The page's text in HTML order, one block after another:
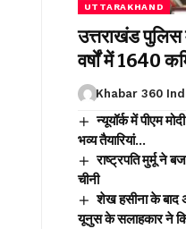
UTTARAKHAND
उत्तराखंड पुलिस
वर्षों में 1640
Khabar 360
न्यूयॉर्क में पीएम
भव्य तैयारियां…
राष्ट्रपति मुर्मू ने
चीनी
शेख हसीना के बाद
यूनुस के सलाहकार ने